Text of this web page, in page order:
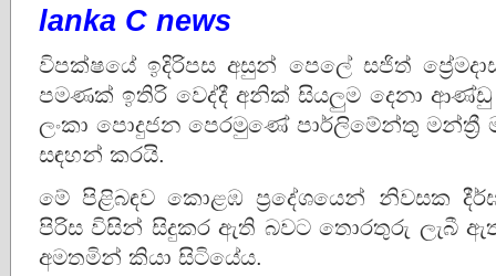
lanka C news
විපක්ෂයේ ඉදිරිපස අසුන් පෙලේ සජිත්
පමණක් ඉතිරි වෙද්දී අනික් සියලුම දෙනා
ලංකා පොදුජන පෙරමුණේ පාර්ලිමේන්තු මන්ත්‍රී
සඳහන් කරයි.
මේ පිළිබඳව කොළඹ ප්‍රදේශයෙන් නිවසක
පිරිස විසින් සිදුකර ඇති බවට තොරතුරු ලැබී
අමතමින් කියා සිටියේය.